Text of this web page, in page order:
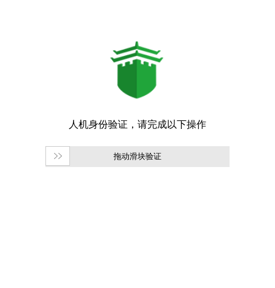
拖动滑块验证